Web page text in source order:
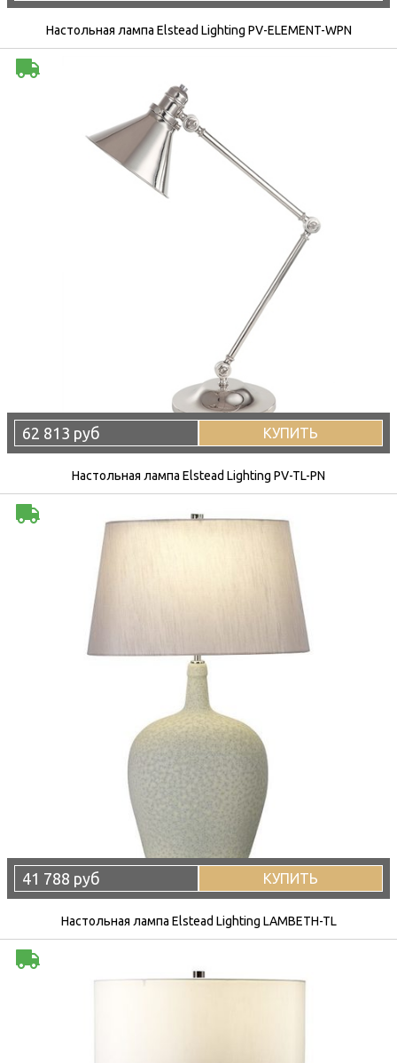
Настольная лампа Elstead Lighting PV-ELEMENT-WPN
62 813 руб КУПИТЬ
Настольная лампа Elstead Lighting PV-TL-PN
41 788 руб КУПИТЬ
Настольная лампа Elstead Lighting LAMBETH-TL